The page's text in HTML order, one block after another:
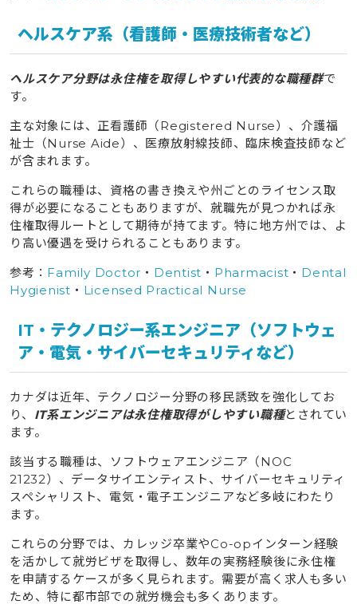
ヘルスケア系（看護師・医療技術者など）
ヘルスケア分野は永住権を取得しやすい代表的な職種群で
す。
主な対象には、正看護師（Registered Nurse）、介護福
祉士（Nurse Aide）、医療放射線技師、臨床検査技師など
が含まれます。
これらの職種は、資格の書き換えや州ごとのライセンス取
得が必要になることもありますが、就職先が見つかれば永
住権取得ルートとして期待が持てます。特に地方州では、よ
り高い優遇を受けられることもあります。
参考： Family Doctor ・ Dentist ・ Pharmacist ・ Dental
Hygienist ・ Licensed Practical Nurse
IT・テクノロジー系エンジニア（ソフトウェ
ア・電気・サイバーセキュリティなど）
カナダは近年、テクノロジー分野の移民誘致を強化してお
り、 IT系エンジニアは永住権取得がしやすい職種とされてい
ます。
該当する職種は、ソフトウェアエンジニア（NOC
21232）、データサイエンティスト、サイバーセキュリティ
スペシャリスト、電気・電子エンジニアなど多岐にわたり
ます。
これらの分野では、カレッジ卒業やCo-opインターン経験
を活かして就労ビザを取得し、数年の実務経験後に永住権
を申請するケースが多く見られます。需要が高く求人も多い
ため、特に都市部での就労機会も多くあります。